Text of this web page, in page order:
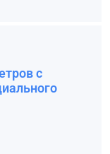
с